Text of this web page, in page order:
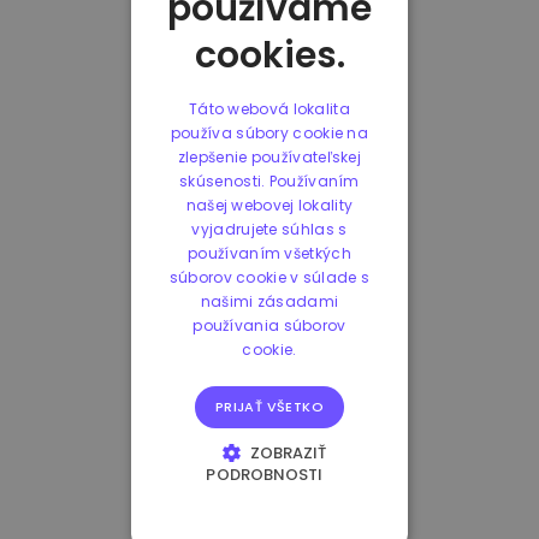
cookies.
Táto webová lokalita
používa súbory cookie na
zlepšenie používateľskej
skúsenosti. Používaním
našej webovej lokality
vyjadrujete súhlas s
používaním všetkých
súborov cookie v súlade s
našimi zásadami
používania súborov
cookie.
PRIJAŤ VŠETKO
ZOBRAZIŤ
PODROBNOSTI